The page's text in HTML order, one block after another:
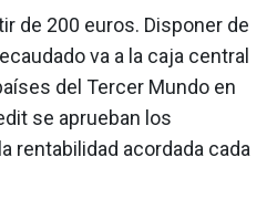
de 200 euros. Disponer de
va a la caja central
del Tercer Mundo en
se aprueban los
rentabilidad acordada cada